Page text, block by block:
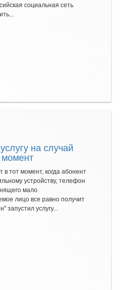
социальная сеть
на случай
в тот момент, когда абонент
устройству, телефон
мало
лицо все равно получит
запустил услугу...